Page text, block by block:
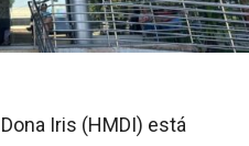
Iris (HMDI) está